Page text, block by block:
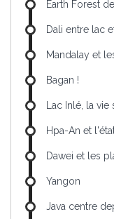
Earth Forest
Dali entre lac
Mandalay et
Bagan !
Lac Inlé, la vie
Hpa-An et
Dawei et les
Yangon
Java centre